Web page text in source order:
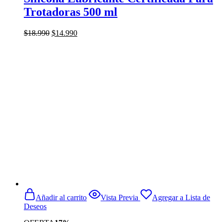
Trotadoras 500 ml
$18.990 El
$14.990El
Añadir al carrito Vista Previa
Agregar a Lista de
Deseos